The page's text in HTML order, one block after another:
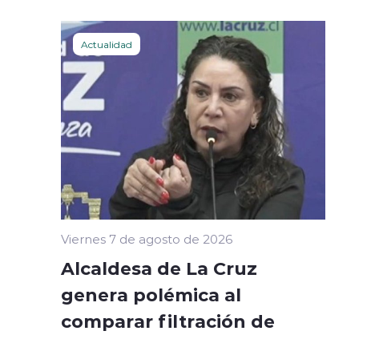
Actualidad
Viernes 7 de agosto de 2026
Alcaldesa de La Cruz
genera polémica al
comparar filtración de